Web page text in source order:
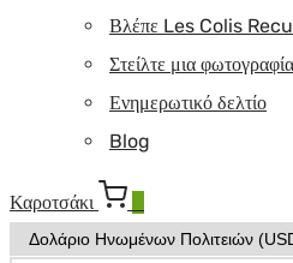
Βλέπε Les Colis
Στείλτε μια
Ενημερωτικό δελτίο
Blog
Καροτσάκι